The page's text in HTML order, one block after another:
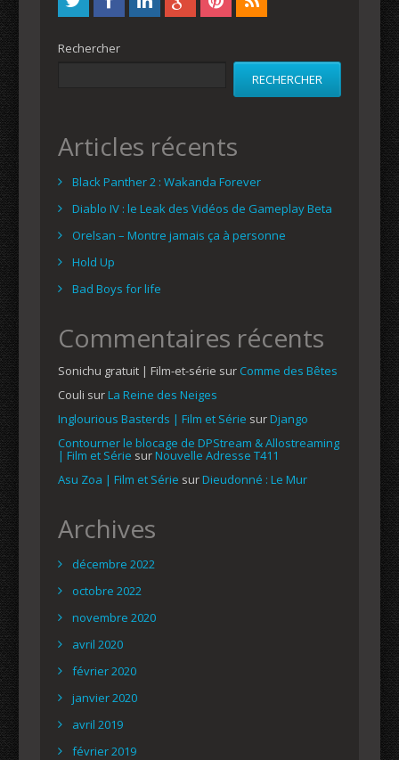
Rechercher
RECHERCHER
Articles récents
Black Panther 2 : Wakanda Forever
Diablo IV : le Leak des Vidéos de Gameplay Beta
Orelsan – Montre jamais ça à personne
Hold Up
Bad Boys for life
Commentaires récents
Sonichu gratuit | Film-et-série sur Comme des Bêtes
Couli surLa Reine des Neiges
Inglourious Basterds | Film et Série surDjango
Contourner le blocage de DPStream & Allostreaming
| Film et Série surNouvelle Adresse T411
Asu Zoa | Film et Série surDieudonné : Le Mur
Archives
décembre 2022
octobre 2022
novembre 2020
avril 2020
février 2020
janvier 2020
avril 2019
février 2019